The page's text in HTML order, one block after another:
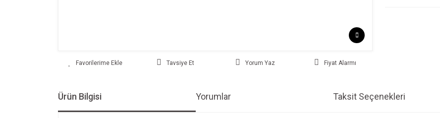
Tavsiye Et Yorum Yaz Fiyat Alarmı
Ürün Bilgisi Yorumlar Taksit Seçenekleri